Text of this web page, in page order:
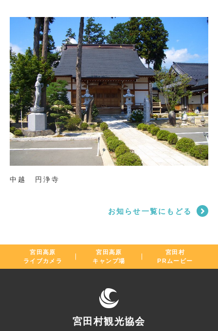
中越 円浄寺
お知らせ一覧にもどる
宮田高原
ライブカメラ
宮田高原
キャンプ場
宮田村
PRムービー
宮田村観光協会